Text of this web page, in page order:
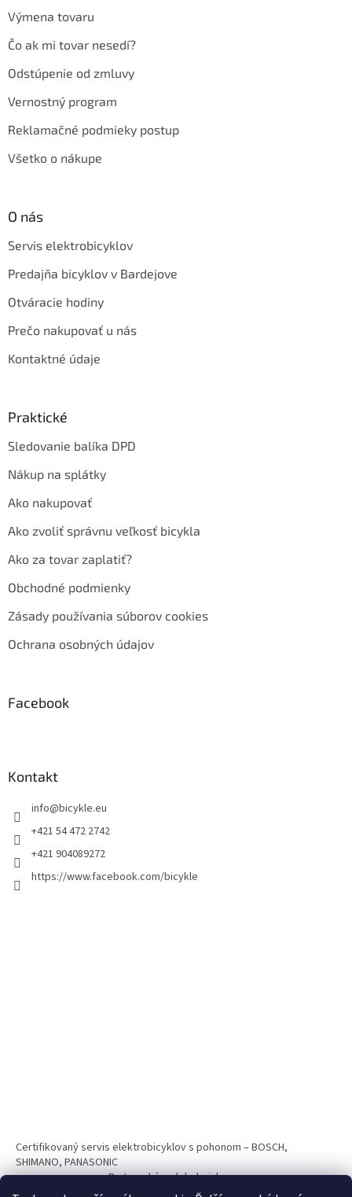
Výmena tovaru
Čo ak mi tovar nesedí?
Odstúpenie od zmluvy
Vernostný program
Reklamačné podmieky postup
Všetko o nákupe
O nás
Servis elektrobicyklov
Predajňa bicyklov v Bardejove
Otváracie hodiny
Prečo nakupovať u nás
Kontaktné údaje
Praktické
Sledovanie balíka DPD
Nákup na splátky
Ako nakupovať
Ako zvoliť správnu veľkosť bicykla
Ako za tovar zaplatiť?
Obchodné podmienky
Zásady používania súborov cookies
Ochrana osobných údajov
Facebook
Kontakt
info@bicykle.eu
+421 54 472 2742
+421 904089272
https://www.facebook.com/bicykle
Certifikovaný servis elektrobicyklov s pohonom – BOSCH,
SHIMANO, PANASONIC
Partnerský web hokejshop.eu